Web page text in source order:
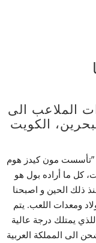
الملاعب الى
الكويت
تأسست مون كيدز هوم” Moon Kids Home” في أبو ظبي عام ٢٠١١ و
كل ما أراده بول هو
ذلك الحين و اصبحنا
ومعدات اللعب. يتم
يمتلك درجة عالية
الى المملكة العربية